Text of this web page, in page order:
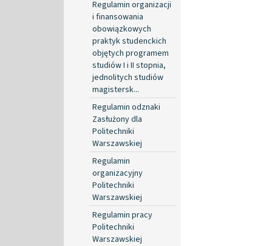
Regulamin organizacji
i finansowania
obowiązkowych
praktyk studenckich
objętych programem
studiów I i II stopnia,
jednolitych studiów
magistersk...
Regulamin odznaki
Zasłużony dla
Politechniki
Warszawskiej
Regulamin
organizacyjny
Politechniki
Warszawskiej
Regulamin pracy
Politechniki
Warszawskiej